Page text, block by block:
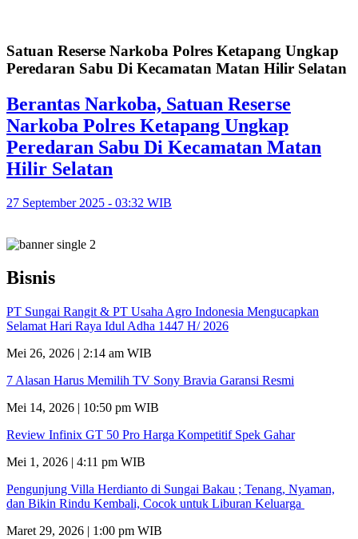
Satuan Reserse Narkoba Polres Ketapang Ungkap
Peredaran Sabu Di Kecamatan Matan Hilir Selatan
Berantas Narkoba, Satuan Reserse
Narkoba Polres Ketapang Ungkap
Peredaran Sabu Di Kecamatan Matan
Hilir Selatan
27 September 2025 - 03:32 WIB
Bisnis
PT Sungai Rangit & PT Usaha Agro Indonesia Mengucapkan
Selamat Hari Raya Idul Adha 1447 H/ 2026
Mei 26, 2026 | 2:14 am WIB
7 Alasan Harus Memilih TV Sony Bravia Garansi Resmi
Mei 14, 2026 | 10:50 pm WIB
Review Infinix GT 50 Pro Harga Kompetitif Spek Gahar
Mei 1, 2026 | 4:11 pm WIB
Pengunjung Villa Herdianto di Sungai Bakau ; Tenang, Nyaman,
dan Bikin Rindu Kembali, Cocok untuk Liburan Keluarga
Maret 29, 2026 | 1:00 pm WIB